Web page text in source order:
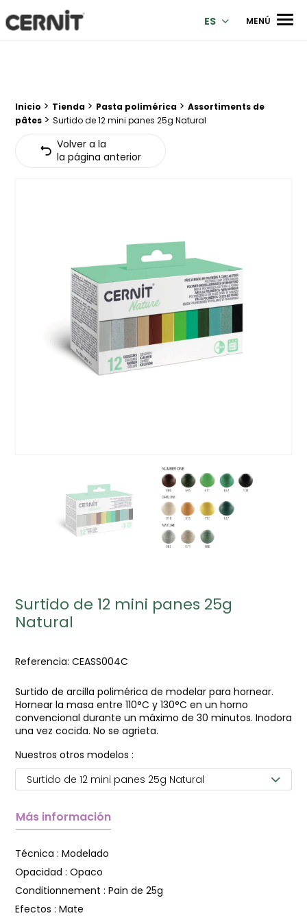
Cernit Une qualité haut de gamme pour des créations
ES MENÚ
Breadcrumb trail:
Inicio > Tienda > Pasta polimérica > Assortiments de
pâtes > Surtido de 12 mini panes 25g Natural
Volver a la
la página anterior
Surtido de 12 mini panes 25g
Natural
Referencia: CEASS004C
Surtido de arcilla polimérica de modelar para hornear.
Hornear la masa entre 110°C y 130°C en un horno
convencional durante un máximo de 30 minutos. Inodora
una vez cocida. No se agrieta.
Nuestros otros modelos :
Surtido de 12 mini panes 25g Natural
Más información
Técnica : Modelado
Opacidad : Opaco
Conditionnement : Pain de 25g
Efectos : Mate